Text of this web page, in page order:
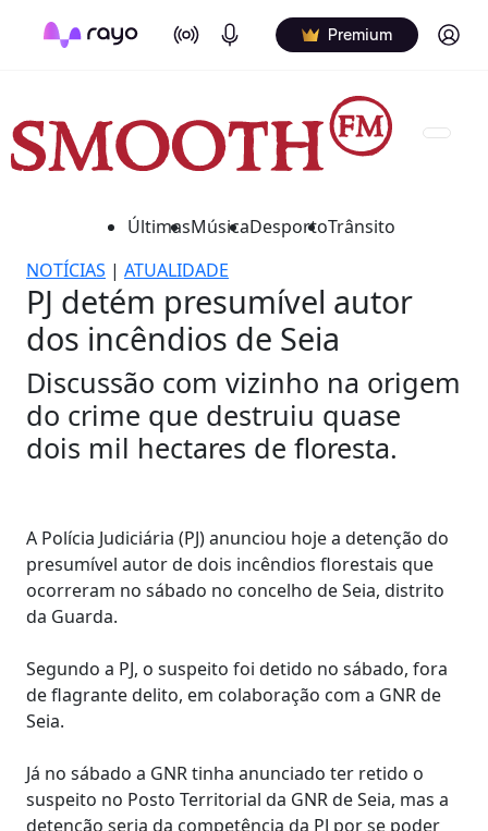
On Air Podcasts Premium Log in
ÚltimasMúsicaDesportoTrânsito
NOTÍCIAS | ATUALIDADE
PJ detém presumível autor
dos incêndios de Seia
Discussão com vizinho na origem
do crime que destruiu quase
dois mil hectares de floresta.
A Polícia Judiciária (PJ) anunciou hoje a detenção do
presumível autor de dois incêndios florestais que
ocorreram no sábado no concelho de Seia, distrito
da Guarda.
Segundo a PJ, o suspeito foi detido no sábado, fora
de flagrante delito, em colaboração com a GNR de
Seia.
Já no sábado a GNR tinha anunciado ter retido o
suspeito no Posto Territorial da GNR de Seia, mas a
detenção seria da competência da PJ por se poder